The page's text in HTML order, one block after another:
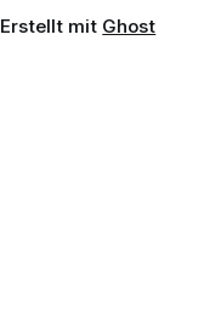
Erstellt mit Ghost